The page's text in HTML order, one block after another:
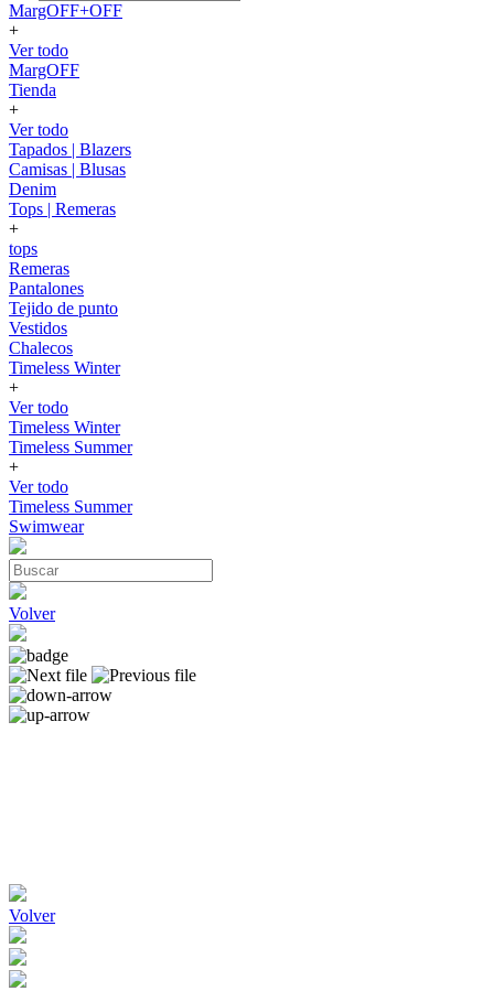
MargOFF+OFF
+
Ver todo
MargOFF
Tienda
+
Ver todo
Tapados | Blazers
Camisas | Blusas
Denim
Tops | Remeras
+
tops
Remeras
Pantalones
Tejido de punto
Vestidos
Chalecos
Timeless Winter
+
Ver todo
Timeless Winter
Timeless Summer
+
Ver todo
Timeless Summer
Swimwear
Volver
Volver